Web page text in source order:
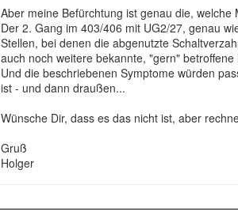
Aber meine Befürchtung ist genau die, welche
Der 2. Gang im 403/406 mit UG2/27, genau
Stellen, bei denen die abgenutzte
auch noch weitere bekannte, "gern" betroffene
Und die beschriebenen Symptome würden
ist - und dann draußen...
Wünsche Dir, dass es das nicht ist, aber
Gruß
Holger